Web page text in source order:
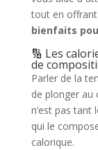
tout en offrant
bienfaits
🔢 Les
de
Parler de la
de plonger
n’est pas tant
qui le
calorique.